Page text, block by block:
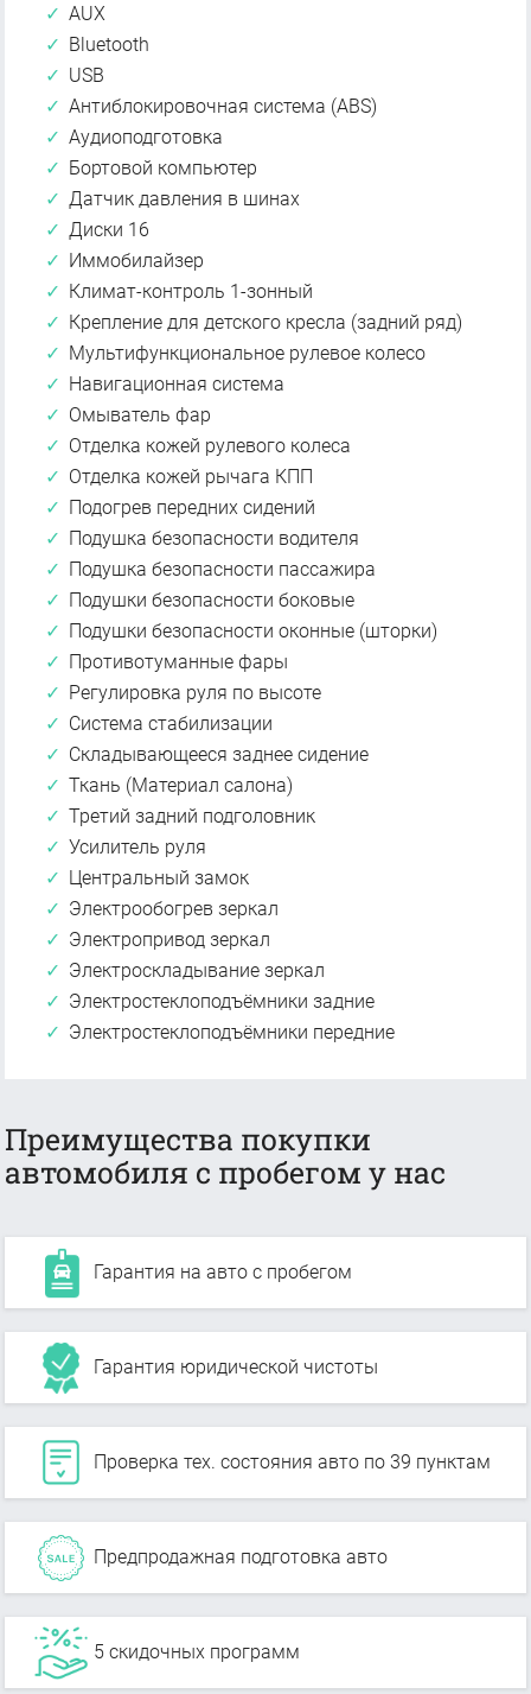
AUX
Bluetooth
USB
Антиблокировочная система (ABS)
Аудиоподготовка
Бортовой компьютер
Датчик давления в шинах
Диски 16
Иммобилайзер
Климат-контроль 1-зонный
Крепление для детского кресла (задний ряд)
Мультифункциональное рулевое колесо
Навигационная система
Омыватель фар
Отделка кожей рулевого колеса
Отделка кожей рычага КПП
Подогрев передних сидений
Подушка безопасности водителя
Подушка безопасности пассажира
Подушки безопасности боковые
Подушки безопасности оконные (шторки)
Противотуманные фары
Регулировка руля по высоте
Система стабилизации
Складывающееся заднее сидение
Ткань (Материал салона)
Третий задний подголовник
Усилитель руля
Центральный замок
Электрообогрев зеркал
Электропривод зеркал
Электроскладывание зеркал
Электростеклоподъёмники задние
Электростеклоподъёмники передние
Преимущества покупки
автомобиля с пробегом у нас
Гарантия на авто с пробегом
Гарантия юридической чистоты
Проверка тех. состояния авто по 39 пунктам
Предпродажная подготовка авто
5 скидочных программ